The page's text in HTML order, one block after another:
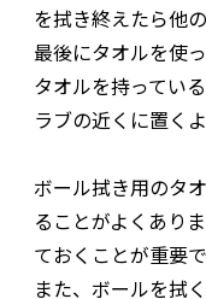
を拭き終えたら他
最後にタオルを使
タオルを持ってい
ラブの近くに置く
ボール拭き用のタ
ることがよくありま
ておくことが重要で
また、ボールを拭